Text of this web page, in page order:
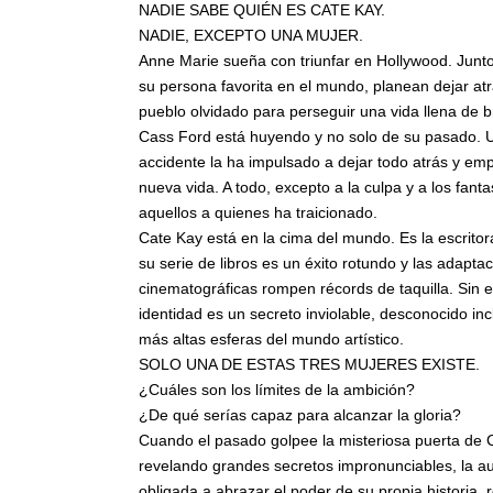
NADIE SABE QUIÉN ES CATE KAY.
NADIE, EXCEPTO UNA MUJER.
Anne Marie sueña con triunfar en Hollywood.
su persona favorita en el mundo, planean dejar
pueblo olvidado para perseguir una vida llena de
Cass Ford está huyendo y no solo de su pasado.
accidente la ha impulsado a dejar todo atrás y
nueva vida. A todo, excepto a la culpa y a los
aquellos a quienes ha traicionado.
Cate Kay está en la cima del mundo. Es la
su serie de libros es un éxito rotundo y las
cinematográficas rompen récords de taquilla. Sin
identidad es un secreto inviolable, desconocido
más altas esferas del mundo artístico.
SOLO UNA DE ESTAS TRES MUJERES EXISTE.
¿Cuáles son los límites de la ambición?
¿De qué serías capaz para alcanzar la gloria?
Cuando el pasado golpee la misteriosa puerta de
revelando grandes secretos impronunciables, la